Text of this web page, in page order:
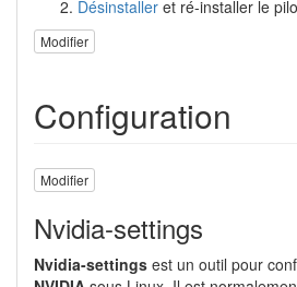
Désinstaller et ré-installer le
Modifier
Configuration
Modifier
Nvidia-settings
Nvidia-settings est un outil pour